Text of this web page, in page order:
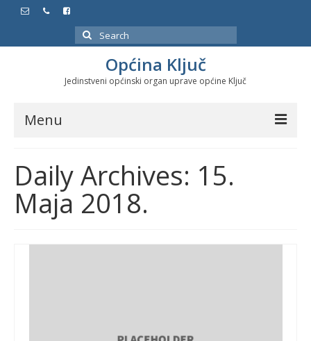
Search
for:
Općina Ključ
Jedinstveni općinski organ uprave općine Ključ
Menu
Službeni glasnici
Javne nabavke
Značajni datumi i manifestacije
Daily Archives: 15.
Maja 2018.